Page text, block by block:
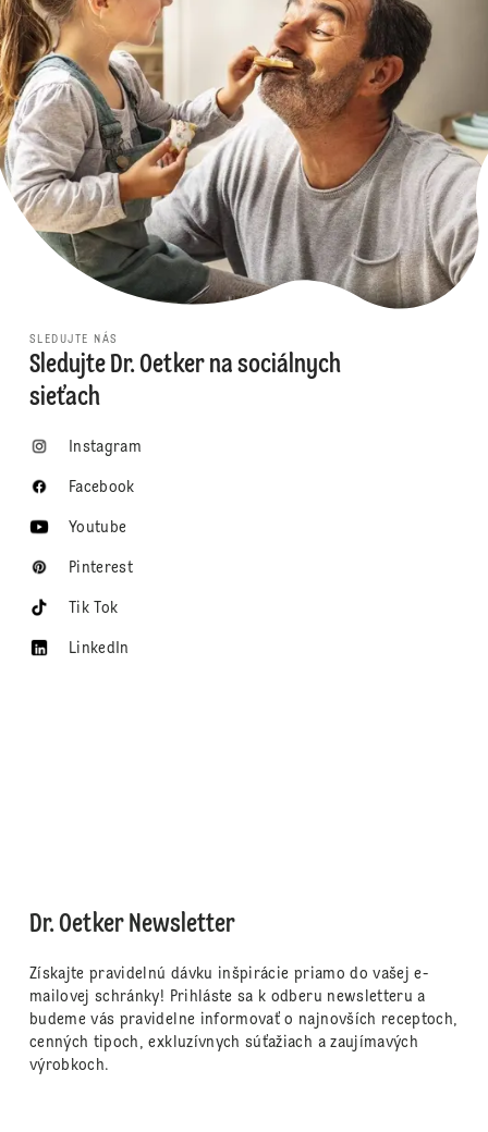
SLEDUJTE NÁS
Sledujte Dr. Oetker na sociálnych
sieťach
Instagram
Facebook
Youtube
Pinterest
Tik Tok
LinkedIn
Dr. Oetker Newsletter
Získajte pravidelnú dávku inšpirácie priamo do vašej e-
mailovej schránky! Prihláste sa k odberu newsletteru a
budeme vás pravidelne informovať o najnovších receptoch,
cenných tipoch, exkluzívnych súťažiach a zaujímavých
výrobkoch.